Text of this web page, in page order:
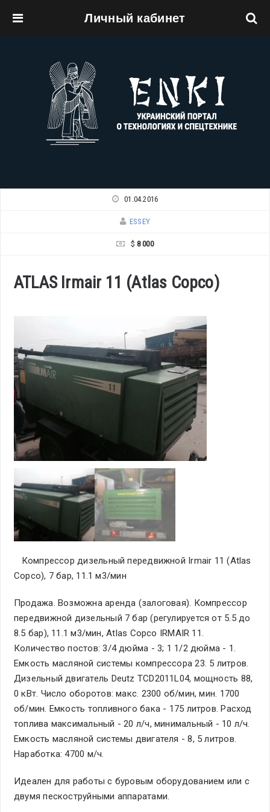
Личный кабинет
01.04.2016
ESSEY
$ 8 000
ATLAS Irmair 11 (Atlas Copco)
Компрессор дизельный передвижной Irmair 11 (Atlas
Copco), 7 бар, 11.1 м3/мин
Продажа. Возможна аренда (залоговая). Компрессор
передвижной дизельный 7 бар (регулируется от 5.5 до
8.5 бар), 11.1 м3/мин, Atlas Copco IRMAIR 11.
Количество постов: 3/4 дюйма - 3; 1 1/2 дюйма - 1.
Емкость масляной системы компрессора 23. 5 литров.
Дизельный двигатель Deutz TCD2011L04, мощность 88,
0 кВт. Число оборотов: макс. 2300 об/мин, мин. 1700
об/мин. Емкость топливного бака - 175 литров. Расход
топлива максимальный - 20 л/ч, минимальный - 10 л/ч.
Емкость масляной системы двигателя - 8, 5 литров.
Наработка: 4700 м/ч.
Идеален для работы с буровым оборудованием или с
двумя пескоструйными аппаратами.